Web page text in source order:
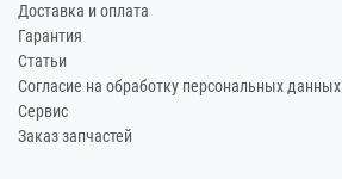
Доставка и оплата
Гарантия
Статьи
Согласие на обработку персональных данных
Сервис
Заказ запчастей